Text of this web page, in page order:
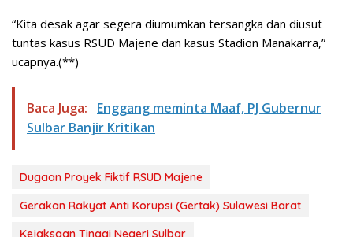
“Kita desak agar segera diumumkan tersangka dan diusut
tuntas kasus RSUD Majene dan kasus Stadion Manakarra,”
ucapnya.(**)
Baca Juga:
Enggang meminta Maaf, PJ Gubernur
Sulbar Banjir Kritikan
Dugaan Proyek Fiktif RSUD Majene
Gerakan Rakyat Anti Korupsi (Gertak) Sulawesi Barat
Kejaksaan Tinggi Negeri Sulbar